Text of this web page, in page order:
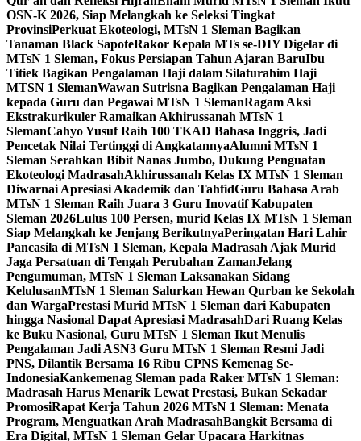
OSN-K 2026, Siap Melangkah ke Seleksi Tingkat
ProvinsiPerkuat Ekoteologi, MTsN 1 Sleman Bagikan
Tanaman Black SapoteRakor Kepala MTs se-DIY Digelar di
MTsN 1 Sleman, Fokus Persiapan Tahun Ajaran BaruIbu
Titiek Bagikan Pengalaman Haji dalam Silaturahim Haji
MTSN 1 SlemanWawan Sutrisna Bagikan Pengalaman Haji
kepada Guru dan Pegawai MTsN 1 SlemanRagam Aksi
Ekstrakurikuler Ramaikan Akhirussanah MTsN 1
SlemanCahyo Yusuf Raih 100 TKAD Bahasa Inggris, Jadi
Pencetak Nilai Tertinggi di AngkatannyaAlumni MTsN 1
Sleman Serahkan Bibit Nanas Jumbo, Dukung Penguatan
Ekoteologi MadrasahAkhirussanah Kelas IX MTsN 1 Sleman
Diwarnai Apresiasi Akademik dan TahfidGuru Bahasa Arab
MTsN 1 Sleman Raih Juara 3 Guru Inovatif Kabupaten
Sleman 2026Lulus 100 Persen, murid Kelas IX MTsN 1 Sleman
Siap Melangkah ke Jenjang BerikutnyaPeringatan Hari Lahir
Pancasila di MTsN 1 Sleman, Kepala Madrasah Ajak Murid
Jaga Persatuan di Tengah Perubahan ZamanJelang
Pengumuman, MTsN 1 Sleman Laksanakan Sidang
KelulusanMTsN 1 Sleman Salurkan Hewan Qurban ke Sekolah
dan WargaPrestasi Murid MTsN 1 Sleman dari Kabupaten
hingga Nasional Dapat Apresiasi MadrasahDari Ruang Kelas
ke Buku Nasional, Guru MTsN 1 Sleman Ikut Menulis
Pengalaman Jadi ASN3 Guru MTsN 1 Sleman Resmi Jadi
PNS, Dilantik Bersama 16 Ribu CPNS Kemenag Se-
IndonesiaKankemenag Sleman pada Raker MTsN 1 Sleman:
Madrasah Harus Menarik Lewat Prestasi, Bukan Sekadar
PromosiRapat Kerja Tahun 2026 MTsN 1 Sleman: Menata
Program, Menguatkan Arah MadrasahBangkit Bersama di
Era Digital, MTsN 1 Sleman Gelar Upacara Harkitnas